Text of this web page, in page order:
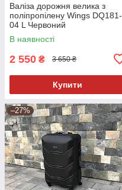
Валіза дорожня велика з
поліпропілену Wings DQ181-
04 L Червоний
В наявності
2 550 ₴ 3 650 ₴
Купити
–27%